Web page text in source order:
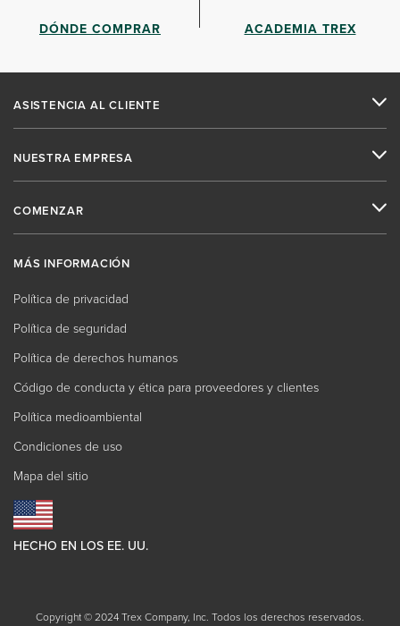
DÓNDE COMPRAR ACADEMIA TREX
ASISTENCIA AL CLIENTE
NUESTRA EMPRESA
COMENZAR
MÁS INFORMACIÓN
Política de privacidad
Política de seguridad
Política de derechos humanos
Código de conducta y ética para proveedores y clientes
Política medioambiental
Condiciones de uso
Mapa del sitio
HECHO EN LOS EE. UU.
Copyright © 2024 Trex Company, Inc. Todos los derechos reservados.